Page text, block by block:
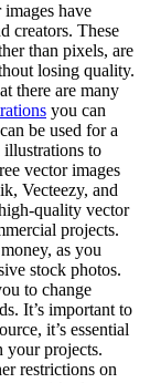
have
creators. These
than pixels, are
losing quality.
there are many
you can
be used for a
illustrations to
vector images
Vecteezy, and
quality vector
projects.
as you
stock photos.
to change
It’s important to
it’s essential
your projects.
restrictions on